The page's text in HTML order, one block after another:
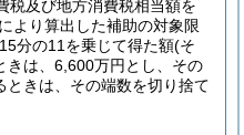
税及び地方消費税相当額を
より算出した補助の対象限
分の11を乗じて得た額(そ
きは、6,600万円とし、その
きは、その端数を切り捨て